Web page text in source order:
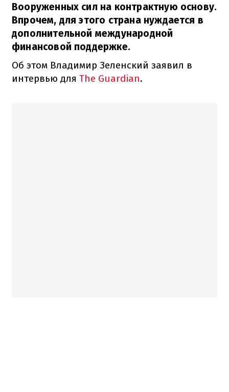
Вооруженных сил на контрактную основу.
Впрочем, для этого страна нуждается в
дополнительной международной
финансовой поддержке.
Об этом Владимир Зеленский заявил в
интервью для The Guardian.